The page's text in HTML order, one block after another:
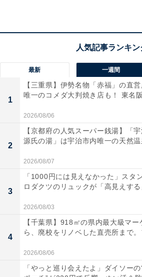
最新 一週間
1
【三重県】伊勢名物「赤福」の直
唯一のコメダ大判焼き店も！ 東名
2026/08/06
2
【京都府の人気スーパー銭湯】「
源氏の湯」は宇治市内唯一の天然温
2026/08/07
3
「1000円には見えなかった」スタ
ロダクツのリュックが「高見えする
2026/08/03
4
【千葉県】918㎡の県内最大級マー
ら、廃校をリノベした直売所まで。
2026/08/06
「やっと巡り会えたよ」ダイソー